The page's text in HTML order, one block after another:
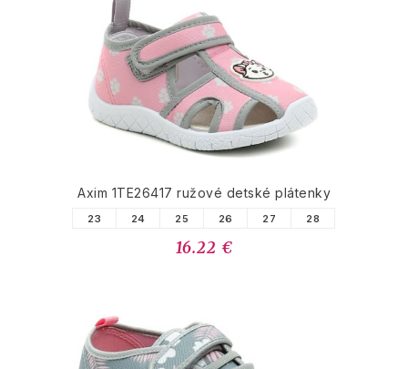
PODOBNÉ PRODUKTY
Axim 1TE26417 ružové detské plátenky
23 24 25 26 27 28
16.22 €